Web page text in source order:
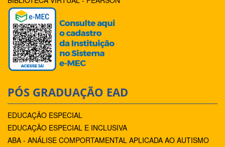
PÓS GRADUAÇÃO EAD
EDUCAÇÃO ESPECIAL
EDUCAÇÃO ESPECIAL E INCLUSIVA
ABA - ANÁLISE COMPORTAMENTAL APLICADA AO AUTISMO